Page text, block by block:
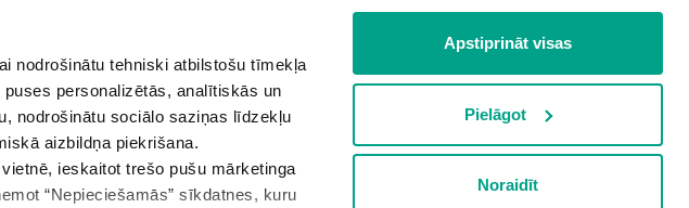
nodrošinātu tehniski atbilstošu tīmekļa
personalizētās, analītiskās un
nodrošinātu sociālo saziņas līdzekļu
aizbildņa piekrišana.
ieskaitot trešo pušu mārketinga
“Nepieciešamās” sīkdatnes, kuru
Apstiprināt visas
Pielāgot
Noraidīt